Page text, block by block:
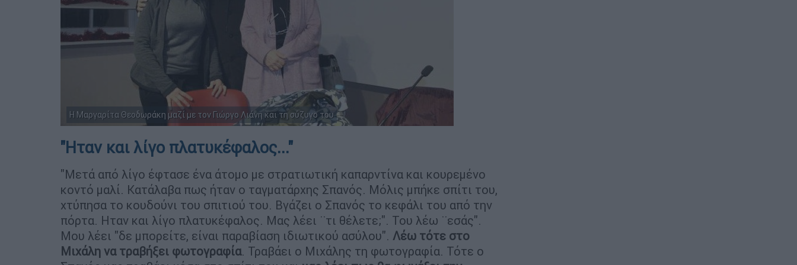
Η Μαργαρίτα Θεοδωράκη μαζί με τον Γιώργο Λιάνη και τη σύζυγο του
"Ηταν και λίγο πλατυκέφαλος..."
"Μετά από λίγο έφτασε ένα άτομο με στρατιωτική καπαρντίνα και κουρεμένο
κοντό μαλί. Κατάλαβα πως ήταν ο ταγματάρχης Σπανός. Μόλις μπήκε σπίτι του,
χτύπησα το κουδούνι του σπιτιού του. Βγάζει ο Σπανός το κεφάλι του από την
πόρτα. Ηταν και λίγο πλατυκέφαλος. Μας λέει ¨τι θέλετε;". Του λέω ¨εσάς".
Μου λέει "δε μπορείτε, είναι παραβίαση ιδιωτικού ασύλου". Λέω τότε στο
Μιχάλη να τραβήξει φωτογραφία. Τραβάει ο Μιχάλης τη φωτογραφία. Τότε ο